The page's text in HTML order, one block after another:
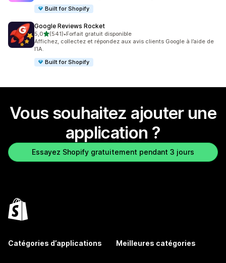
Built for Shopify
Google Reviews Rocket
5,0étoile(s) sur 5
(541)
541 avis au total
•Forfait gratuit disponible
Affichez, collectez et répondez aux avis clients Google à l’aide de
l’IA.
Built for Shopify
Vous souhaitez ajouter une
application ?
Essayez Shopify gratuitement pendant 3 jours
Catégories d’applications Meilleures catégories